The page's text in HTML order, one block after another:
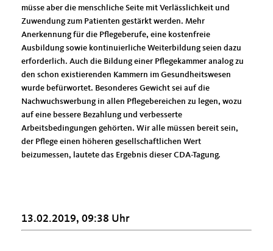
müsse aber die menschliche Seite mit Verlässlichkeit und
Zuwendung zum Patienten gestärkt werden. Mehr
Anerkennung für die Pflegeberufe, eine kostenfreie
Ausbildung sowie kontinuierliche Weiterbildung seien dazu
erforderlich. Auch die Bildung einer Pflegekammer analog zu
den schon existierenden Kammern im Gesundheitswesen
wurde befürwortet. Besonderes Gewicht sei auf die
Nachwuchswerbung in allen Pflegebereichen zu legen, wozu
auf eine bessere Bezahlung und verbesserte
Arbeitsbedingungen gehörten. Wir alle müssen bereit sein,
der Pflege einen höheren gesellschaftlichen Wert
beizumessen, lautete das Ergebnis dieser CDA-Tagung.
13.02.2019, 09:38 Uhr